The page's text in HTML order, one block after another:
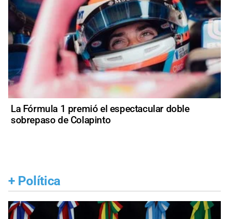
La Fórmula 1 premió el espectacular doble
sobrepaso de Colapinto
+ Política